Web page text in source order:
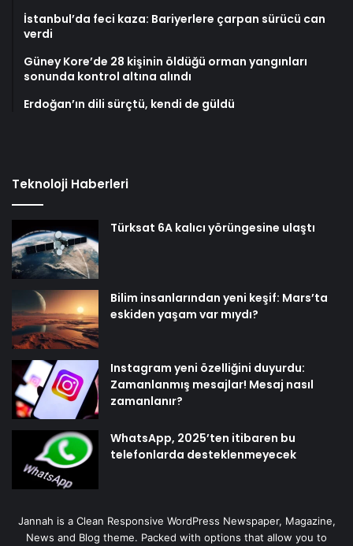
İstanbul’da feci kaza: Bariyerlere çarpan sürücü can
verdi
Güney Kore’de 28 kişinin öldüğü orman yangınları
sonunda kontrol altına alındı
Erdoğan’ın dili sürçtü, kendi de güldü
Teknoloji Haberleri
Türksat 6A kalıcı yörüngesine ulaştı
Bilim insanlarından yeni keşif: Mars’ta
eskiden yaşam var mıydı?
Instagram yeni özelliğini duyurdu:
Zamanlanmış mesajlar! Mesaj nasıl
zamanlanır?
WhatsApp, 2025’ten itibaren bu
telefonlarda desteklenmeyecek
Jannah is a Clean Responsive WordPress Newspaper, Magazine,
News and Blog theme. Packed with options that allow you to